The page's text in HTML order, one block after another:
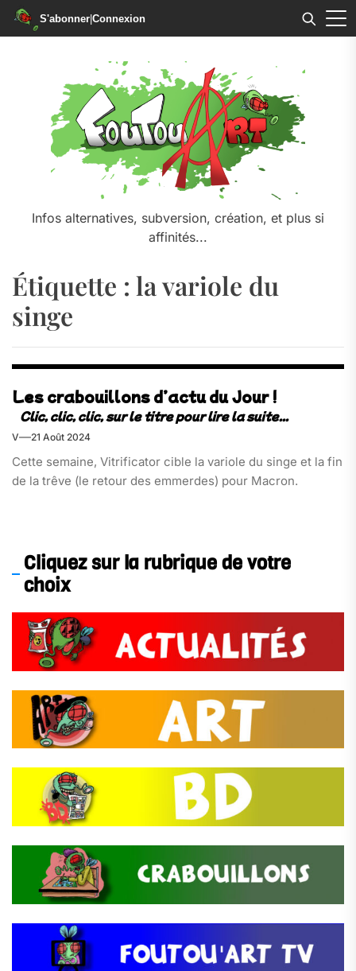
S'abonner|Connexion
Infos alternatives, subversion, création, et plus si
affinités...
Étiquette : la variole du
singe
Les crabouillons d’actu du Jour !
V 21 Août 2024
Cette semaine, Vitrificator cible la variole du singe et la fin
de la trêve (le retour des emmerdes) pour Macron.
Cliquez sur la rubrique de votre
choix